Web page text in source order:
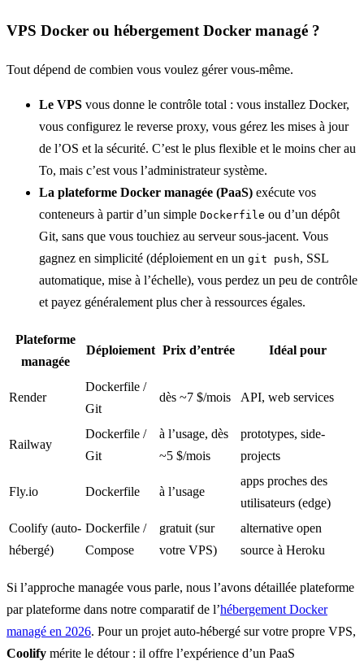
VPS Docker ou hébergement Docker managé ?
Tout dépend de combien vous voulez gérer vous-même.
Le VPS vous donne le contrôle total : vous installez Docker,
vous configurez le reverse proxy, vous gérez les mises à jour
de l’OS et la sécurité. C’est le plus flexible et le moins cher au
To, mais c’est vous l’administrateur système.
La plateforme Docker managée (PaaS) exécute vos
conteneurs à partir d’un simple Dockerfile ou d’un dépôt
Git, sans que vous touchiez au serveur sous-jacent. Vous
gagnez en simplicité (déploiement en un git push, SSL
automatique, mise à l’échelle), vous perdez un peu de contrôle
et payez généralement plus cher à ressources égales.
Plateforme
managée
Déploiement Prix d’entrée Idéal pour
Render
Dockerfile /
Git
dès ~7 $/mois API, web services
Railway
Dockerfile /
Git
à l’usage, dès
~5 $/mois
prototypes, side-
projects
Fly.io Dockerfile à l’usage
apps proches des
utilisateurs (edge)
Coolify (auto-
hébergé)
Dockerfile /
Compose
gratuit (sur
votre VPS)
alternative open
source à Heroku
Si l’approche managée vous parle, nous l’avons détaillée plateforme
par plateforme dans notre comparatif de l’hébergement Docker
managé en 2026. Pour un projet auto-hébergé sur votre propre VPS,
Coolify mérite le détour : il offre l’expérience d’un PaaS